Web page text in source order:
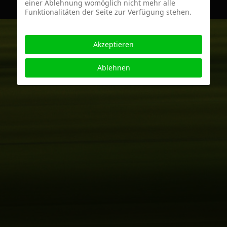
einer Ablehnung womöglich nicht mehr alle
Funktionalitäten der Seite zur Verfügung stehen.
Akzeptieren
Ablehnen